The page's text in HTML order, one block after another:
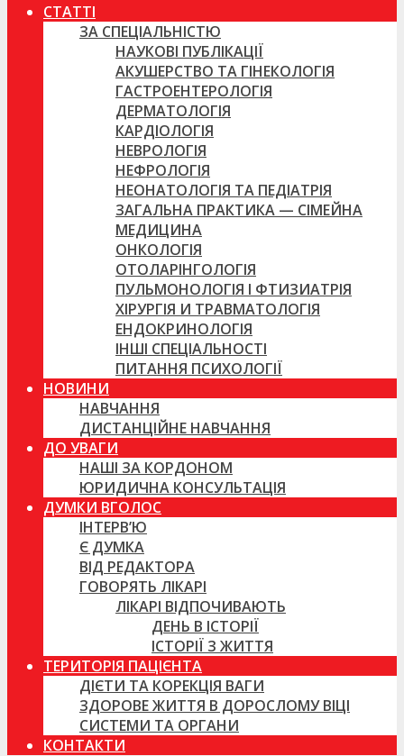
СТАТТІ
ЗА СПЕЦІАЛЬНІСТЮ
НАУКОВІ ПУБЛІКАЦІЇ
АКУШЕРСТВО ТА ГІНЕКОЛОГІЯ
ГАСТРОЕНТЕРОЛОГІЯ
ДЕРМАТОЛОГІЯ
КАРДІОЛОГІЯ
НЕВРОЛОГІЯ
НЕФРОЛОГІЯ
НЕОНАТОЛОГІЯ ТА ПЕДІАТРІЯ
ЗАГАЛЬНА ПРАКТИКА — СІМЕЙНА
МЕДИЦИНА
ОНКОЛОГІЯ
ОТОЛАРІНГОЛОГІЯ
ПУЛЬМОНОЛОГІЯ І ФТИЗИАТРІЯ
ХІРУРГІЯ И ТРАВМАТОЛОГІЯ
ЕНДОКРИНОЛОГІЯ
ІНШІ СПЕЦІАЛЬНОСТІ
ПИТАННЯ ПСИХОЛОГІЇ
НОВИНИ
НАВЧАННЯ
ДИСТАНЦІЙНЕ НАВЧАННЯ
ДО УВАГИ
НАШІ ЗА КОРДОНОМ
ЮРИДИЧНА КОНСУЛЬТАЦІЯ
ДУМКИ ВГОЛОС
ІНТЕРВ’Ю
Є ДУМКА
ВІД РЕДАКТОРА
ГОВОРЯТЬ ЛІКАРІ
ЛІКАРІ ВІДПОЧИВАЮТЬ
ДЕНЬ В ІСТОРІЇ
ІСТОРІЇ З ЖИТТЯ
ТЕРИТОРІЯ ПАЦІЄНТА
ДІЄТИ ТА КОРЕКЦІЯ ВАГИ
ЗДОРОВЕ ЖИТТЯ В ДОРОСЛОМУ ВІЦІ
СИСТЕМИ ТА ОРГАНИ
КОНТАКТИ